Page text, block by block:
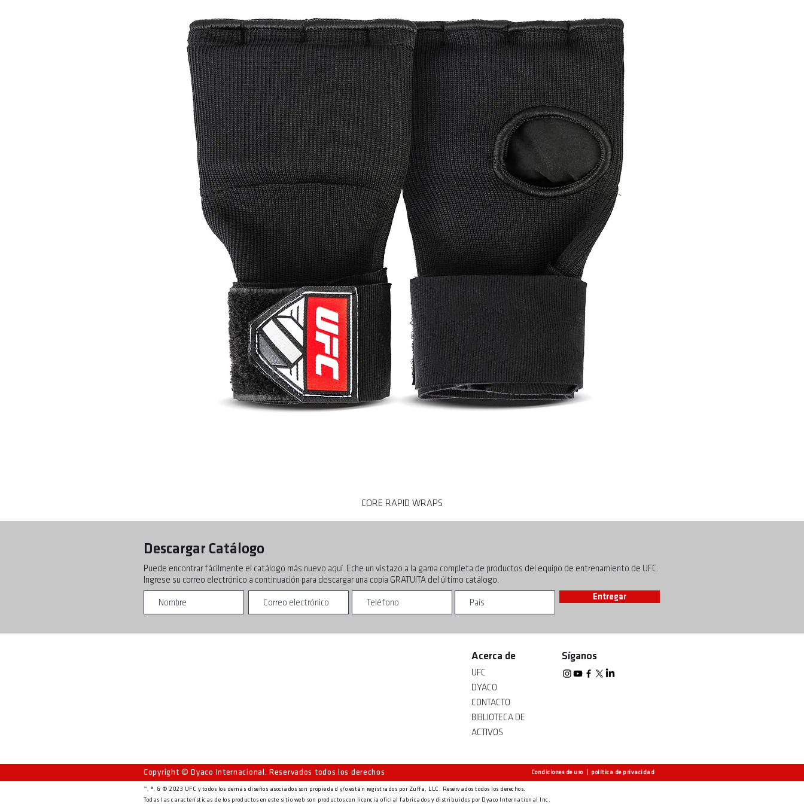
CORE RAPID WRAPS
Descargar Catálogo
Puede encontrar fácilmente el catálogo más nuevo aquí. Eche un vistazo a la gama completa de productos del equipo de entrenamiento de UFC.
Ingrese su correo electrónico a continuación para descargar una copia GRATUITA del último catálogo.
Entregar
Acerca de
UFC
DYACO
CONTACTO
BIBLIOTECA DE
ACTIVOS
Síganos
Copyright © Dyaco Internacional. Reservados todos los derechos Condiciones de uso| política de privacidad
™, ®, & © 2023 UFC y todos los demás diseños asociados son propiedad y/o están registrados por Zuffa, LLC. Reservados todos los derechos.
Todas las características de los productos en este sitio web son productos con licencia oficial fabricados y distribuidos por Dyaco International Inc.